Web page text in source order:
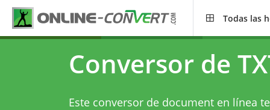
Todas las
Conversor de
Este conversor de document en línea